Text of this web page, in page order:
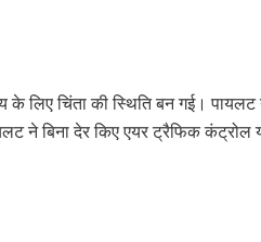
लिए चिंता की स्थिति बन गई। पायलट
ने बिना देर किए एयर ट्रैफिक कंट्रोल